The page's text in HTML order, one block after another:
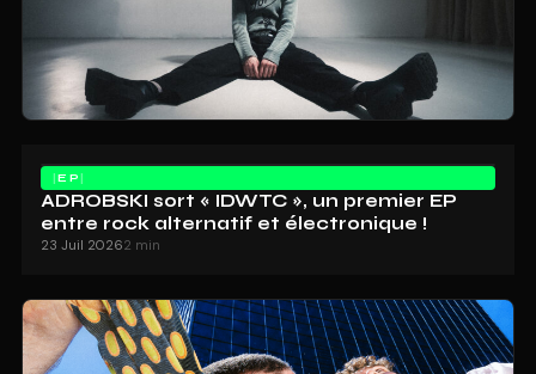
EP
ADROBSKI sort « IDWTC », un premier EP
entre rock alternatif et électronique !
23 Juil 20262 min